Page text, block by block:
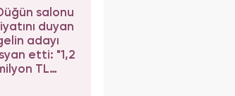
gelen
verdi
salonu
duyan
adayı
etti: "1,2
TL